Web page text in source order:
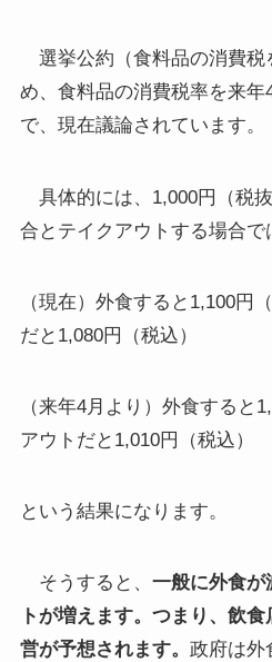
選挙公約（食料品の消費税
め、食料品の消費税率を来年
で、現在議論されています。
具体的には、1,000円（税
合とテイクアウトする場合で
（現在）外食すると1,100円
だと1,080円（税込）
（来年4月より）外食すると
アウトだと1,010円（税込）
という結果になります。
そうすると、 一般に外食が
トが増えます。つまり、飲
営が予想されます。 政府は外